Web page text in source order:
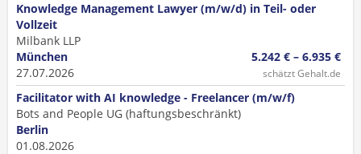
Knowledge Management Lawyer (m/w/d) in Teil- oder
Vollzeit
Milbank LLP
München
27.07.2026
5.242 € – 6.935 €
schätzt Gehalt.de
Facilitator with AI knowledge - Freelancer (m/w/f)
Bots and People UG (haftungsbeschränkt)
Berlin
01.08.2026